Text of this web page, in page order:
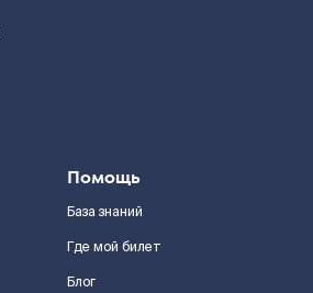
Помощь
База знаний
Где мой билет
Блог